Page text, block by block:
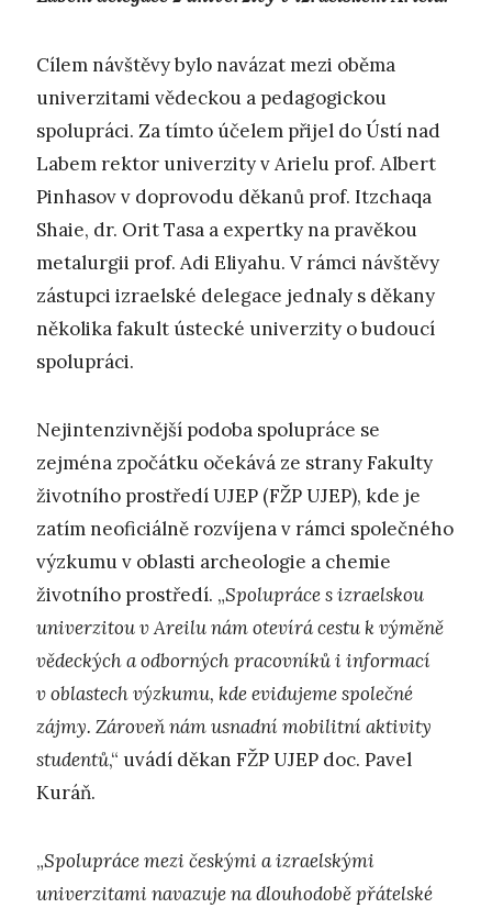
Cílem návštěvy bylo navázat mezi oběma
univerzitami vědeckou a pedagogickou
spolupráci. Za tímto účelem přijel do Ústí nad
Labem rektor univerzity v Arielu prof. Albert
Pinhasov v doprovodu děkanů prof. Itzchaqa
Shaie, dr. Orit Tasa a expertky na pravěkou
metalurgii prof. Adi Eliyahu. V rámci návštěvy
zástupci izraelské delegace jednaly s děkany
několika fakult ústecké univerzity o budoucí
spolupráci.
Nejintenzivnější podoba spolupráce se
zejména zpočátku očekává ze strany Fakulty
životního prostředí UJEP (FŽP UJEP), kde je
zatím neoficiálně rozvíjena v rámci společného
výzkumu v oblasti archeologie a chemie
životního prostředí. „Spolupráce s izraelskou
univerzitou v Areilu nám otevírá cestu k výměně
vědeckých a odborných pracovníků i informací
v oblastech výzkumu, kde evidujeme společné
zájmy. Zároveň nám usnadní mobilitní aktivity
studentů,“ uvádí děkan FŽP UJEP doc. Pavel
Kuráň.
„Spolupráce mezi českými a izraelskými
univerzitami navazuje na dlouhodobě přátelské